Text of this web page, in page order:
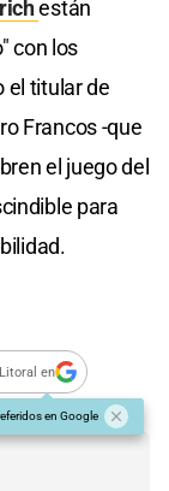
están
con los
el titular de
Francos -que
el juego del
para
en
en Google